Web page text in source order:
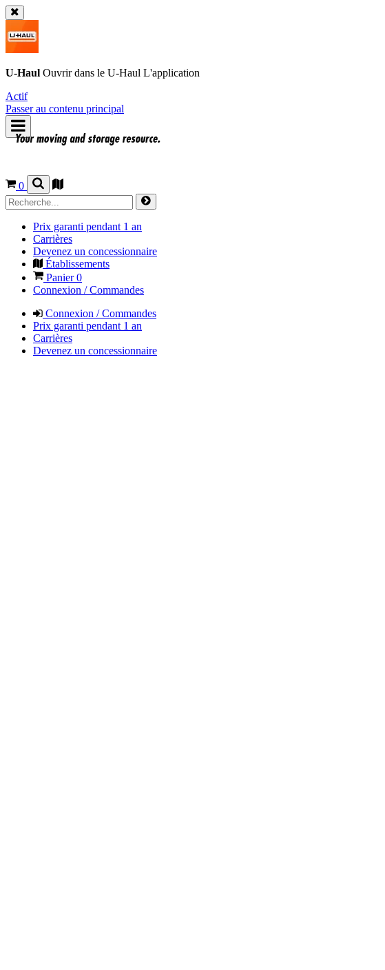
U-Haul Ouvrir dans le U-Haul L'application
Actif
Passer au contenu principal
0
Prix garanti pendant 1 an
Carrières
Devenez un concessionnaire
Établissements
Panier0
Connexion / Commandes
Connexion / Commandes
Prix garanti pendant 1 an
Carrières
Devenez un concessionnaire